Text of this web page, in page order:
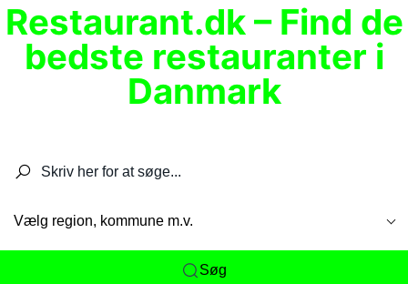
Restaurant.dk – Find de
bedste restauranter i
Danmark
Vælg region, kommune m.v.
Søg